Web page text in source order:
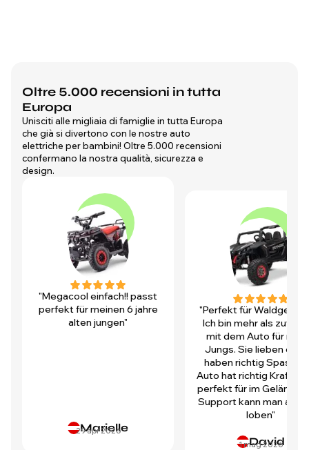
Oltre 5.000 recensioni in tutta
Europa
Unisciti alle migliaia di famiglie in tutta Europa
che già si divertono con le nostre auto
elettriche per bambini! Oltre 5.000 recensioni
confermano la nostra qualità, sicurezza e
design.
"Megacool einfach!! passt
perfekt für meinen 6 jahre
alten jungen"
Marielle
29 apr 2026
"Perfekt für
Ich bin mehr als
mit dem Auto für
Jungs. Sie lieben es
haben richtig Spass!
Auto hat richtig Kraft
perfekt für im Gelände.
Support kann man auch
loben"
David
1 mag 2026